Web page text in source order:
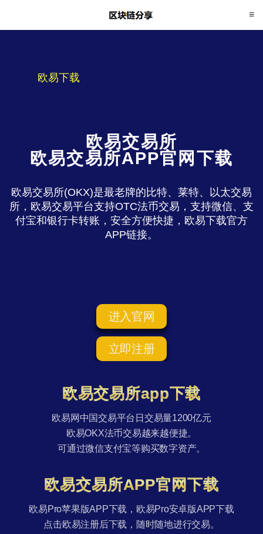
欧易下载
欧易交易所
欧易交易所APP官网下载
欧易交易所(OKX)是最老牌的比特、莱特、以太交易
所，欧易交易平台支持OTC法币交易，支持微信、支
付宝和银行卡转账，安全方便快捷，欧易下载官方
APP链接。
进入官网
立即注册
欧易交易所app下载
欧易网中国交易平台日交易量1200亿元
欧易OKX法币交易越来越便捷。
可通过微信支付宝等购买数字资产。
欧易交易所APP官网下载
欧易Pro苹果版APP下载，欧易Pro安卓版APP下载
点击欧易注册后下载，随时随地进行交易。